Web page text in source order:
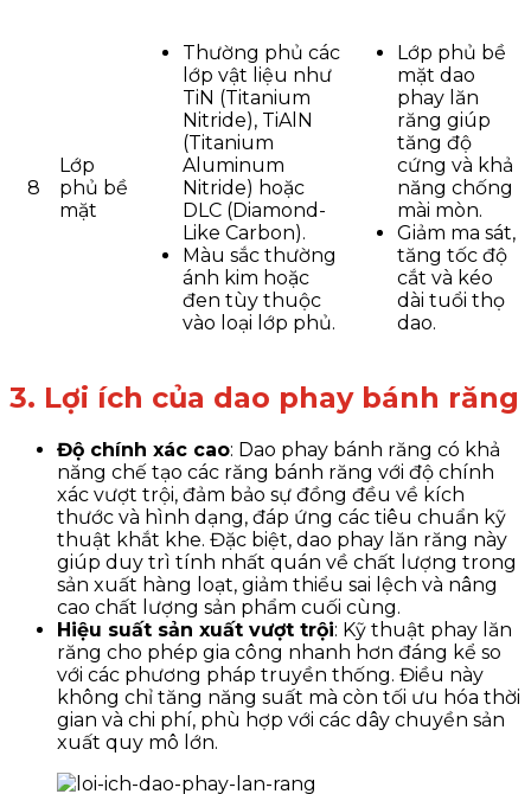
8
Lớp
phủ bề
mặt
Thường phủ các
lớp vật liệu như
TiN (Titanium
Nitride), TiAlN
(Titanium
Aluminum
Nitride) hoặc
DLC (Diamond-
Like Carbon).
Màu sắc thường
ánh kim hoặc
đen tùy thuộc
vào loại lớp phủ.
Lớp phủ bề
mặt dao
phay lăn
răng giúp
tăng độ
cứng và khả
năng chống
mài mòn.
Giảm ma sát,
tăng tốc độ
cắt và kéo
dài tuổi thọ
dao.
3. Lợi ích của dao phay bánh răng
Độ chính xác cao: Dao phay bánh răng có khả
năng chế tạo các răng bánh răng với độ chính
xác vượt trội, đảm bảo sự đồng đều về kích
thước và hình dạng, đáp ứng các tiêu chuẩn kỹ
thuật khắt khe. Đặc biệt, dao phay lăn răng này
giúp duy trì tính nhất quán về chất lượng trong
sản xuất hàng loạt, giảm thiểu sai lệch và nâng
cao chất lượng sản phẩm cuối cùng.
Hiệu suất sản xuất vượt trội: Kỹ thuật phay lăn
răng cho phép gia công nhanh hơn đáng kể so
với các phương pháp truyền thống. Điều này
không chỉ tăng năng suất mà còn tối ưu hóa thời
gian và chi phí, phù hợp với các dây chuyền sản
xuất quy mô lớn.